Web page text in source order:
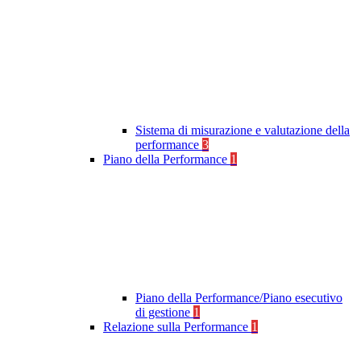
Sistema di misurazione e valutazione della
performance 3
Piano della Performance 1
Piano della Performance/Piano esecutivo
di gestione 1
Relazione sulla Performance 1